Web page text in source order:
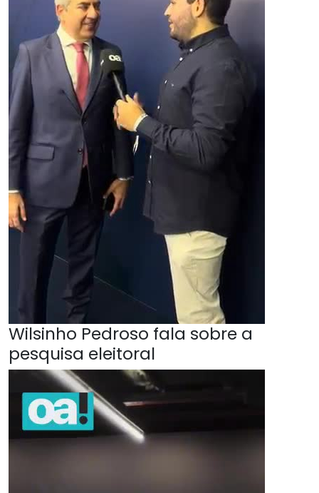
Wilsinho Pedroso fala sobre a
pesquisa eleitoral